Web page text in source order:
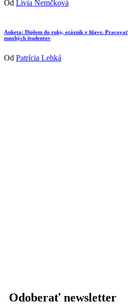
Od Lívia Nemčková
Anketa: Diplom do ruky, otáznik v hlave.
mnohých študentov
Od Patrícia Lehká
Odoberať newsletter